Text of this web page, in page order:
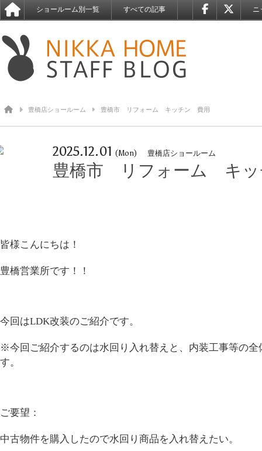
ショールーム別一覧 すべての記事 ニ
豊橋店ショールーム 豊橋市 リフォーム キッチン 費用
2025.12.01 (Mon) 豊橋店ショールーム
豊橋市 リフォーム キ
皆様こんにちは！
豊橋営業所です！！
今回はLDK改装のご紹介です。
※今回ご紹介するのは水回り入れ替えと、内装工事等の全
す。
ご要望：
中古物件を購入したので水回り商品を入れ替えたい。